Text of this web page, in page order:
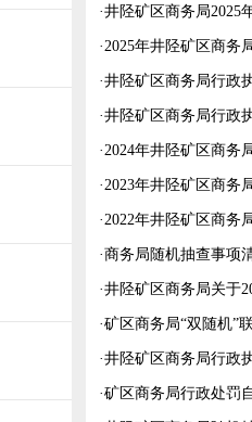
·井陉矿区商务局2025
·2025年井陉矿区商务
·井陉矿区商务局行政
·井陉矿区商务局行政
·2024年井陉矿区商务
·2023年井陉矿区商务
·2022年井陉矿区商务
·商务局随机抽查事项
·井陉矿区商务局关于
·矿区商务局“双随机”
·井陉矿区商务局行政
·矿区商务局行政处罚